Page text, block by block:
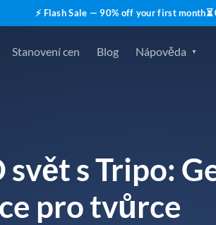
⚡ Flash Sale — 90% off your first month⏳
Stanovení cen Blog Nápověda
s Tripo:
pro tvůrce